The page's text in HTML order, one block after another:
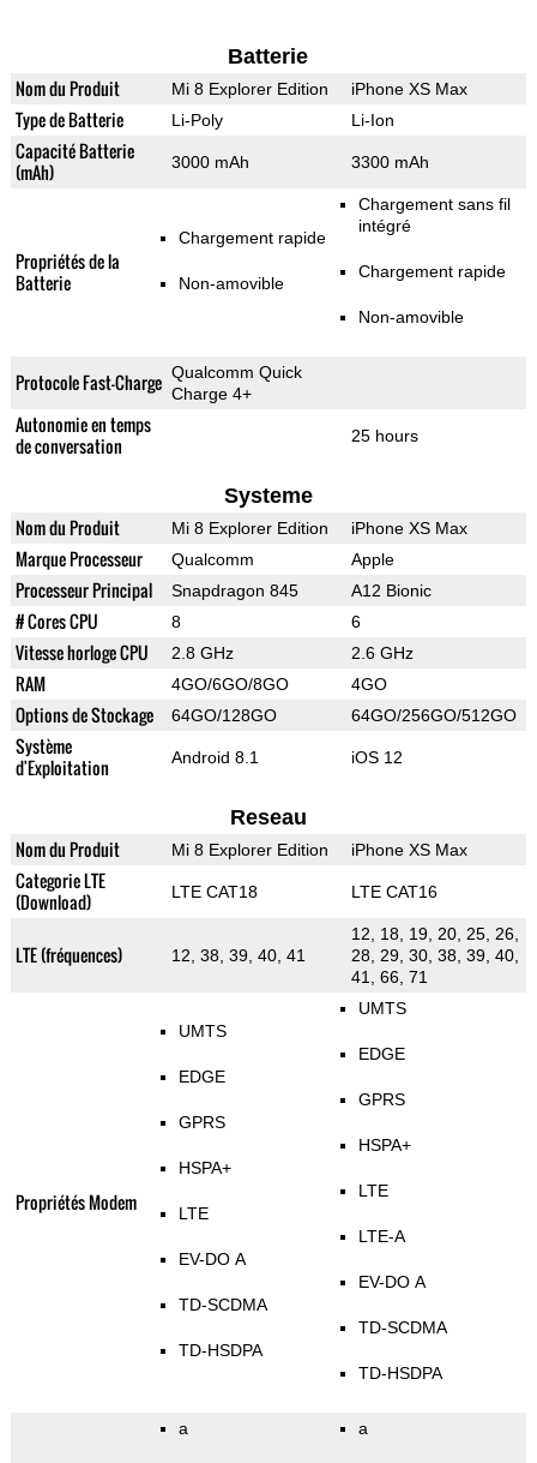
Batterie
Nom du Produit Mi 8 Explorer Edition iPhone XS Max
Type de Batterie Li-Poly Li-Ion
Capacité Batterie
(mAh)
3000 mAh 3300 mAh
Propriétés de la
Batterie
Chargement rapide
Non-amovible
Chargement sans fil
intégré
Chargement rapide
Non-amovible
Protocole Fast-Charge Qualcomm Quick
Charge 4+
Autonomie en temps
de conversation
25 hours
Systeme
Nom du Produit Mi 8 Explorer Edition iPhone XS Max
Marque Processeur Qualcomm Apple
Processeur Principal Snapdragon 845 A12 Bionic
# Cores CPU 8 6
Vitesse horloge CPU 2.8 GHz 2.6 GHz
RAM 4GO/6GO/8GO 4GO
Options de Stockage 64GO/128GO 64GO/256GO/512GO
Système
d'Exploitation
Android 8.1 iOS 12
Reseau
Nom du Produit Mi 8 Explorer Edition iPhone XS Max
Categorie LTE
(Download)
LTE CAT18 LTE CAT16
LTE (fréquences) 12, 38, 39, 40, 41
12, 18, 19, 20, 25, 26,
28, 29, 30, 38, 39, 40,
41, 66, 71
Propriétés Modem
UMTS
EDGE
GPRS
HSPA+
LTE
EV-DO A
TD-SCDMA
TD-HSDPA
UMTS
EDGE
GPRS
HSPA+
LTE
LTE-A
EV-DO A
TD-SCDMA
TD-HSDPA
a a